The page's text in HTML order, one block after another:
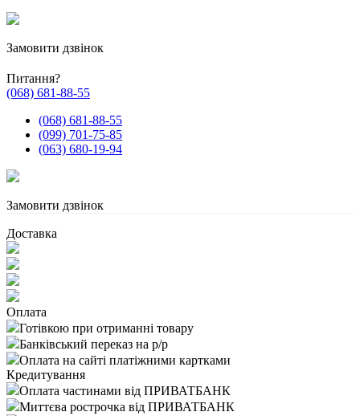
Замовити дзвінок
Питання?
(068) 681-88-55
(068) 681-88-55
(099) 701-75-85
(063) 680-19-94
Замовити дзвінок
Доставка
Оплата
Готівкою при отриманні товару
Банківський переказ на р/р
Оплата на сайті платіжними картками
Кредитування
Оплата частинами від ПРИВАТБАНК
Миттєва рострочка від ПРИВАТБАНК